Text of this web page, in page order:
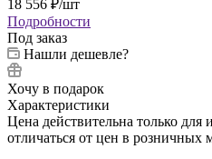
18 556 ₽/шт
Подробности
Под заказ
Нашли дешевле?
Хочу в подарок
Характеристики
Цена действительна только для
отличаться от цен в розничных